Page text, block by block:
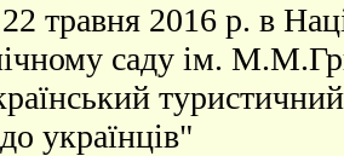
травня 2016 р. в
саду ім.
українців"